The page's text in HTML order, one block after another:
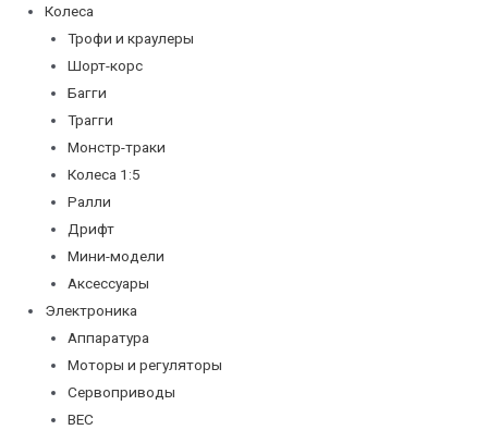
Колеса
Трофи и краулеры
Шорт-корс
Багги
Трагги
Монстр-траки
Колеса 1:5
Ралли
Дрифт
Мини-модели
Аксессуары
Электроника
Аппаратура
Моторы и регуляторы
Сервоприводы
BEC